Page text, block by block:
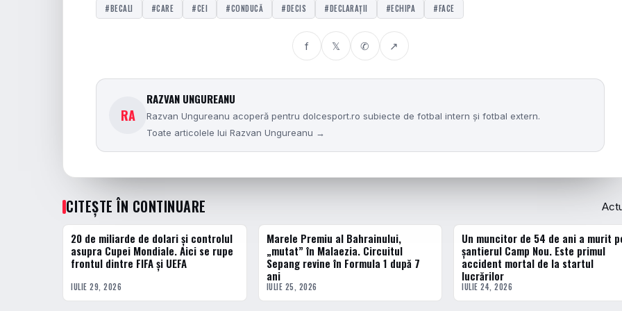
#BECALI #CARE #CEI #CONDUCĂ #DECIS #DECLARAŢII #ECHIPA #FACE
f 𝕏 ✆ ↗
RA
RAZVAN UNGUREANU
Razvan Ungureanu acoperă pentru dolcesport.ro subiecte de fotbal intern și fotbal extern.
Toate articolele lui Razvan Ungureanu →
CITEȘTE ÎN CONTINUARE
ACTUALE
20 de miliarde de dolari și controlul
asupra Cupei Mondiale. Aici se rupe
frontul dintre FIFA și UEFA
IULIE 29, 2026
ACTUALE
Marele Premiu al Bahrainului,
„mutat” în Malaezia. Circuitul
Sepang revine în Formula 1 după 7
ani
IULIE 25, 2026
ACTUALE
Un muncitor de 54 de ani a murit
șantierul Camp Nou. Este primul
accident mortal de la startul
lucrărilor
IULIE 24, 2026